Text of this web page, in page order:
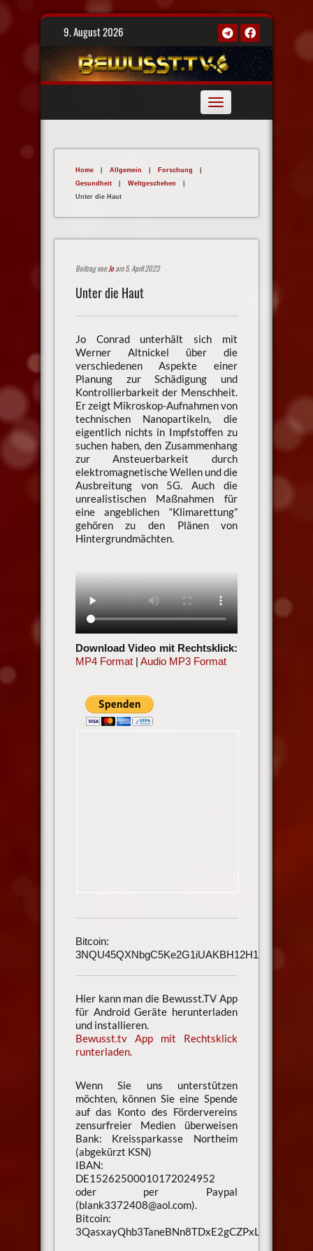
Skip
9. August 2026
Toggle
navigation
Home | Allgemein | Forschung
|
Gesundheit
| Weltgeschehen
|
Unter die Haut
Beitrag vonJoam 5. April 2023
Unter die Haut
Jo Conrad unterhält sich mit
Werner Altnickel über die
verschiedenen Aspekte einer
Planung zur Schädigung und
Kontrollierbarkeit der Menschheit.
Er zeigt Mikroskop-Aufnahmen von
technischen Nanopartikeln, die
eigentlich nichts in Impfstoffen zu
suchen haben, den Zusammenhang
zur Ansteuerbarkeit durch
elektromagnetische Wellen und die
Ausbreitung von 5G. Auch die
unrealistischen Maßnahmen für
eine angeblichen “Klimarettung”
gehören zu den Plänen von
Hintergrundmächten.
Download Video mit Rechtsklick:
MP4 Format| Audio MP3 Format
Bitcoin:
3NQU45QXNbgC5Ke2G1iUAKBH12H1h3UmAu
Hier kann man die Bewusst.TV App
für Android Geräte herunterladen
und installieren.
Bewusst.tv App mit Rechtsklick
runterladen.
Wenn Sie uns unterstützen
möchten, können Sie eine Spende
auf das Konto des Fördervereins
zensurfreier Medien überweisen
Bank: Kreissparkasse Northeim
(abgekürzt KSN)
IBAN:
DE15262500010172024952
oder per Paypal
(blank3372408@aol.com).
Bitcoin:
3QasxayQhb3TaneBNn8TDxE2gCZPxLaXsU